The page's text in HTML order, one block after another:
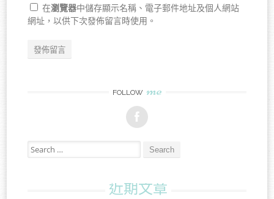
在瀏覽器中儲存顯示名稱、電子郵件地址及個人網站
網址，以供下次發佈留言時使用。
FOLLOW me
Search for:
近期文章